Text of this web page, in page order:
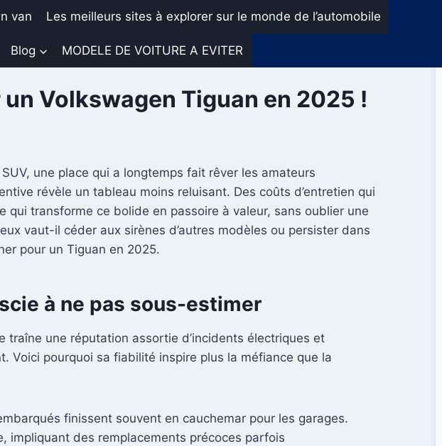
van Les meilleurs sites à explorer sur le monde de l’automobile
Blog MODELE DE VOITURE A EVITER
Volkswagen Tiguan en 2025 !
une place qui a longtemps fait rêver les amateurs
révèle un tableau moins reluisant. Des coûts d’entretien qui
transforme ce bolide en passoire à valeur, sans oublier une
vaut-il céder aux sirènes d’autres modèles ou persister dans
pour un Tiguan en 2025.
à ne pas sous-estimer
une réputation assortie d’incidents électriques et
Voici pourquoi sa fiabilité inspire plus la méfiance que la
finissent souvent en cauchemar pour les garages.
impliquant des remplacements précoces parfois